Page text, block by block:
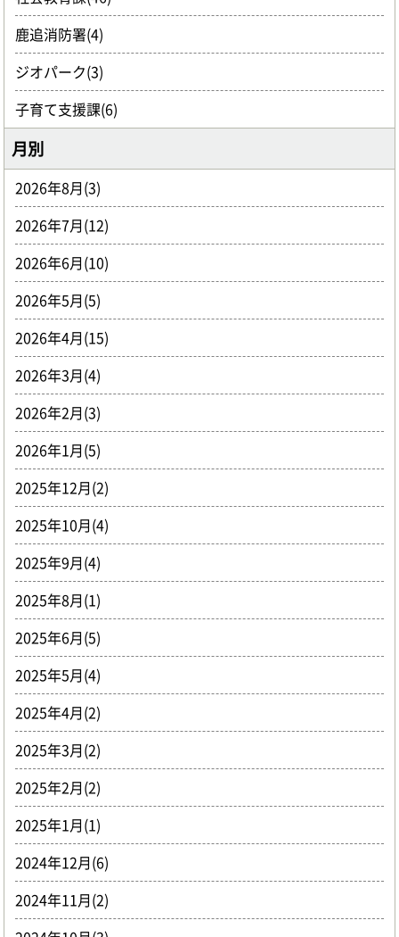
鹿追消防署(4)
ジオパーク(3)
子育て支援課(6)
月別
2026年8月(3)
2026年7月(12)
2026年6月(10)
2026年5月(5)
2026年4月(15)
2026年3月(4)
2026年2月(3)
2026年1月(5)
2025年12月(2)
2025年10月(4)
2025年9月(4)
2025年8月(1)
2025年6月(5)
2025年5月(4)
2025年4月(2)
2025年3月(2)
2025年2月(2)
2025年1月(1)
2024年12月(6)
2024年11月(2)